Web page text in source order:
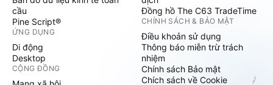
cầu
Pine Script®
ỨNG DỤNG
Di động
Desktop
CỘNG ĐỒNG
Đồng hồ The C63 TradeTime
CHÍNH SÁCH & BẢO MẬT
Điều khoản sử dụng
Thông báo miễn trừ trách
nhiệm
Chính sách Bảo mật
Chích sách về Cookie